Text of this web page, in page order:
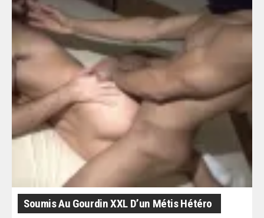
Soumis Au Gourdin XXL D’un Métis Hétéro